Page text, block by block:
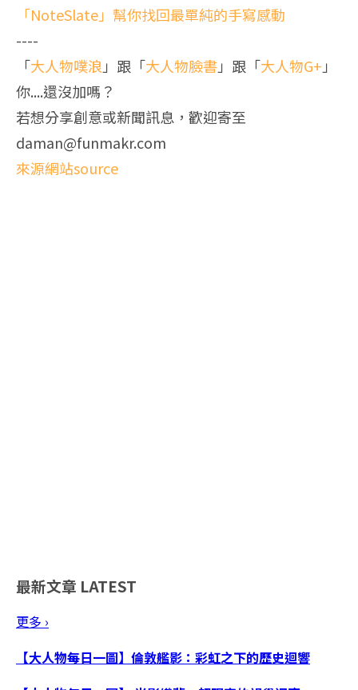
「NoteSlate」幫你找回最單純的手寫感動
----
「大人物噗浪 」跟「大人物臉書」跟「大人物G+ 」
你....還沒加嗎？
若想分享創意或新聞訊息，歡迎寄至
daman@funmakr.com
來源網站source
最新文章 LATEST
更多 ›
【大人物每日一圖】倫敦艦影：彩虹之下的歷史迴響